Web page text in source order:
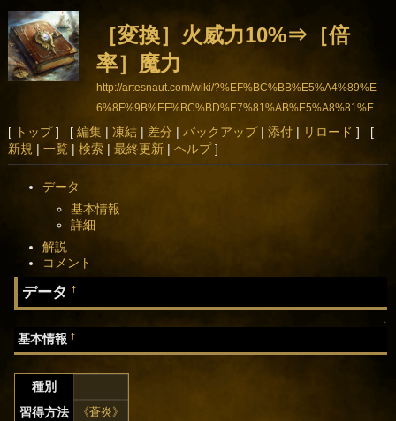
［変換］火威力10%⇒［倍
率］魔力
http://artesnaut.com/wiki/?%EF%BC%BB%E5%A4%89%E
6%8F%9B%EF%BC%BD%E7%81%AB%E5%A8%81%E
5%8A%9B10%25%E2%87%92%EF%BC%BB%E5%80%8
D%E7%8E%87%EF%BC%BD%E9%AD%94%E5%8A%9B
[ トップ] [ 編集| 凍結 | 差分 | バックアップ| 添付| リロード ] [
新規 | 一覧| 検索| 最終更新| ヘルプ]
データ
基本情報
詳細
解説
コメント
データ†
↑
基本情報†
種別
習得方法
《蒼炎》